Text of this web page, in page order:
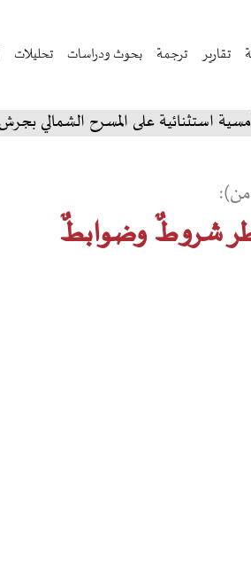
تقارير ترجمة بحوث ودراسات تحليلات
على المسرح الشمالي بجرش
قطر شروطٌ وضوابطٌ